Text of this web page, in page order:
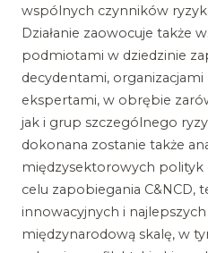
wspólnych czynników
Działanie zaowocuje także
podmiotami w dziedzinie
decydentami,
ekspertami, w obrębie
jak i grup szczególnego
dokonana zostanie także
międzysektorowych
celu zapobiegania C&NCD,
innowacyjnych i
międzynarodową skalę, w